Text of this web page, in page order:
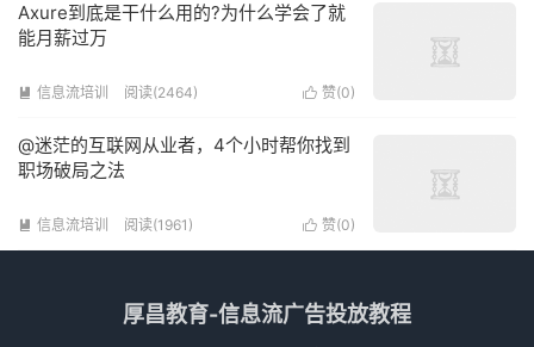
Axure到底是干什么用的?为什么学会了就
能月薪过万
 赞(0)
 信息流培训 阅读(2464)
@迷茫的互联网从业者，4个小时帮你找到
职场破局之法
 赞(0)
 信息流培训 阅读(1961)
厚昌教育-信息流广告投放教程